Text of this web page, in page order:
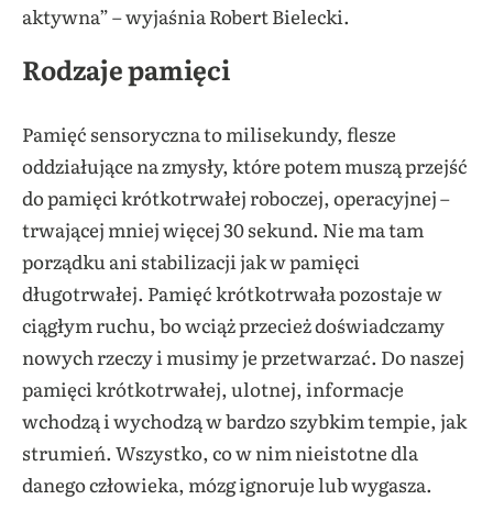
aktywna” – wyjaśnia Robert Bielecki.
Rodzaje pamięci
Pamięć sensoryczna to milisekundy, flesze
oddziałujące na zmysły, które potem muszą przejść
do pamięci krótkotrwałej roboczej, operacyjnej –
trwającej mniej więcej 30 sekund. Nie ma tam
porządku ani stabilizacji jak w pamięci
długotrwałej. Pamięć krótkotrwała pozostaje w
ciągłym ruchu, bo wciąż przecież doświadczamy
nowych rzeczy i musimy je przetwarzać. Do naszej
pamięci krótkotrwałej, ulotnej, informacje
wchodzą i wychodzą w bardzo szybkim tempie, jak
strumień. Wszystko, co w nim nieistotne dla
danego człowieka, mózg ignoruje lub wygasza.